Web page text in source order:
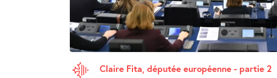
Claire Fita, députée européenne - partie 2